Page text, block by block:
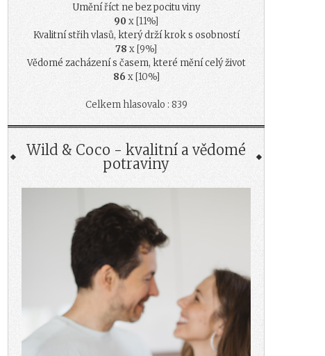
Umění říct ne bez pocitu viny
90 x [11%]
Kvalitní střih vlasů, který drží krok s osobností
78 x [9%]
Vědomé zacházení s časem, které mění celý život
86 x [10%]
Celkem hlasovalo : 839
Wild & Coco - kvalitní a vědomé
potraviny